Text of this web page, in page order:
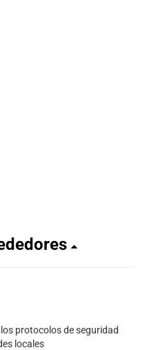
protocolos de seguridad
locales